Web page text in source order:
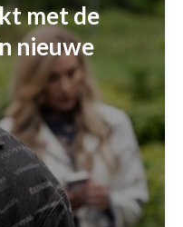
met de
nieuwe